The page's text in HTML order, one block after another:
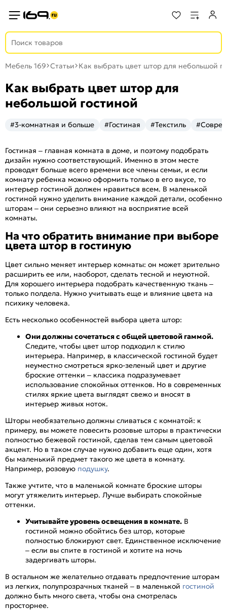
Мебель 169 Статьи Как выбрать цвет штор для небольшой
Как выбрать цвет штор для
небольшой гостиной
#3-комнатная и больше #Гостиная #Текстиль
Гостиная – главная комната в доме, и поэтому подобрать
дизайн нужно соответствующий. Именно в этом месте
проводят больше всего времени все члены семьи, и если
комнату ребенка можно оформить только в его вкусе, то
интерьер гостиной должен нравиться всем. В маленькой
гостиной нужно уделить внимание каждой детали, особенно
шторам – они серьезно влияют на восприятие всей
комнаты.
На что обратить внимание при выборе
цвета штор в гостиную
Цвет сильно меняет интерьер комнаты: он может зрительно
расширить ее или, наоборот, сделать тесной и неуютной.
Для хорошего интерьера подобрать качественную ткань –
только полдела. Нужно учитывать еще и влияние цвета на
психику человека.
Есть несколько особенностей выбора цвета штор:
Они должны сочетаться с общей цветовой гаммой.
Следите, чтобы цвет штор подходил к стилю
интерьера. Например, в классической гостиной будет
неуместно смотреться ярко-зеленый цвет и другие
броские оттенки – классика подразумевает
использование спокойных оттенков. Но в современных
стилях яркие цвета выглядят свежо и вносят в
интерьер живых ноток.
Шторы необязательно должны сливаться с комнатой: к
примеру, вы можете повесить розовые шторы в практически
полностью бежевой гостиной, сделав тем самым цветовой
акцент. Но в таком случае нужно добавить еще один, хотя
бы маленький предмет такого же цвета в комнату.
Например, розовую подушку.
Также учтите, что в маленькой комнате броские шторы
могут утяжелить интерьер. Лучше выбирать спокойные
оттенки.
Учитывайте уровень освещения в комнате. В
гостиной можно обойтись без штор, которые
полностью блокируют свет. Единственное исключение
– если вы спите в гостиной и хотите на ночь
задергивать шторы.
В остальном же желательно отдавать предпочтение шторам
из легких, полупрозрачных тканей – в маленькой гостиной
должно быть много света, чтобы она смотрелась
просторнее.